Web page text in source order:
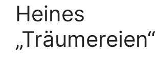
Heines
„Träumereien“